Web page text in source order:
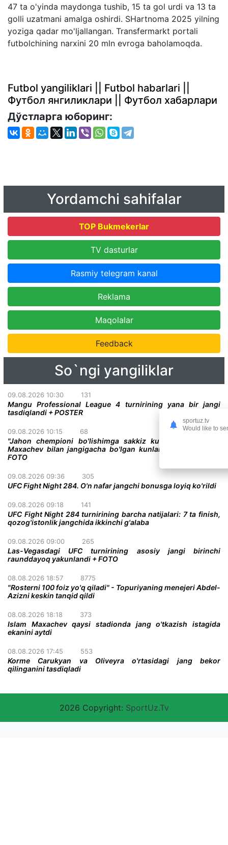
47 ta o'yinda maydonga tushib, 15 ta gol urdi va 13 ta
golli uzatmani amalga oshirdi. SHartnoma 2025 yilning
yoziga qadar mo'ljallangan. Transfermarkt portali
futbolchining narxini 20 mln evroga baholamoqda.
Futbol yangiliklari || Futbol habarlari ||
Футбол янгиликлари || Футбол хабарлари
Дўстларга юборинг:
Yordamchi sahifalar
TOP Bukmekerlar
TV dasturlar
Rasmiy telegram kanal
Reklama
Maqolalar
Feedback
So`ngi yangiliklar
09.08.2026 10:30 131
Mangu Professional League 4 turnirining yana bir jangi
tasdiqlandi + POSTER
09.08.2026 10:15 68
"Jahon chempioni bo'lishimga sakkiz kun qoldi" - Gerri
Maxachev bilan jangigacha bo'lgan kunlarni sanamoqda +
FOTO
09.08.2026 09:36 305
UFC Fight Night 284. O'n nafar jangchi bonusga loyiq ko'rildi
09.08.2026 09:18 141
UFC Fight Night 284 turnirining barcha natijalari: 7 ta finish,
qozog'istonlik jangchida ikkinchi g'alaba
09.08.2026 09:00 265
Las-Vegasdagi UFC turnirining asosiy jangi birinchi
raunddayoq yakunlandi + FOTO
08.08.2026 18:57 8775
"Rosterni 100 foiz yo'q qiladi" - Topuriyaning menejeri Abdel-
Azizni keskin tanqid qildi
08.08.2026 18:18 373
Islam Maxachev qaysi stadionda jang o'tkazish istagida
ekanini aytdi
08.08.2026 17:45 553
Korme Carukyan va Oliveyra o'rtasidagi jang bekor
qilinganini tasdiqladi
2026 Copyright: SportUz.Tv
sportuz.tv
Would like to